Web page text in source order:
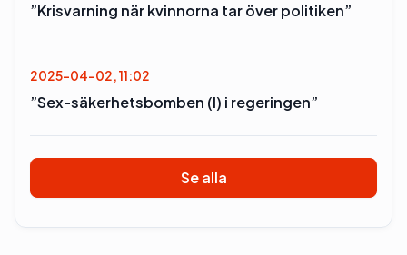
”Krisvarning när kvinnorna tar över politiken”
2025-04-02, 11:02
”Sex-säkerhetsbomben (l) i regeringen”
Se alla